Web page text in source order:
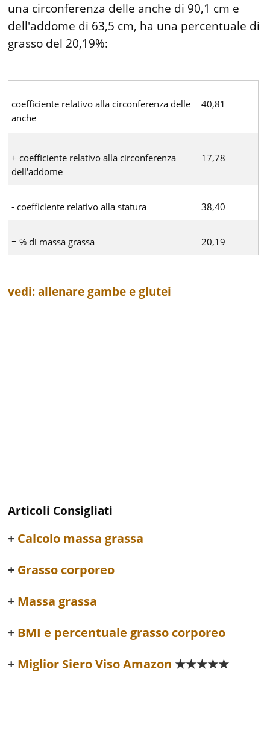
una circonferenza delle anche di 90,1 cm e
dell'addome di 63,5 cm, ha una percentuale di
grasso del 20,19%:
coefficiente relativo alla circonferenza delle
anche
40,81
+ coefficiente relativo alla circonferenza
dell'addome
17,78
- coefficiente relativo alla statura 38,40
= % di massa grassa 20,19
vedi: allenare gambe e glutei
Articoli Consigliati
Calcolo massa grassa
Grasso corporeo
Massa grassa
BMI e percentuale grasso corporeo
Miglior Siero Viso Amazon ★★★★★